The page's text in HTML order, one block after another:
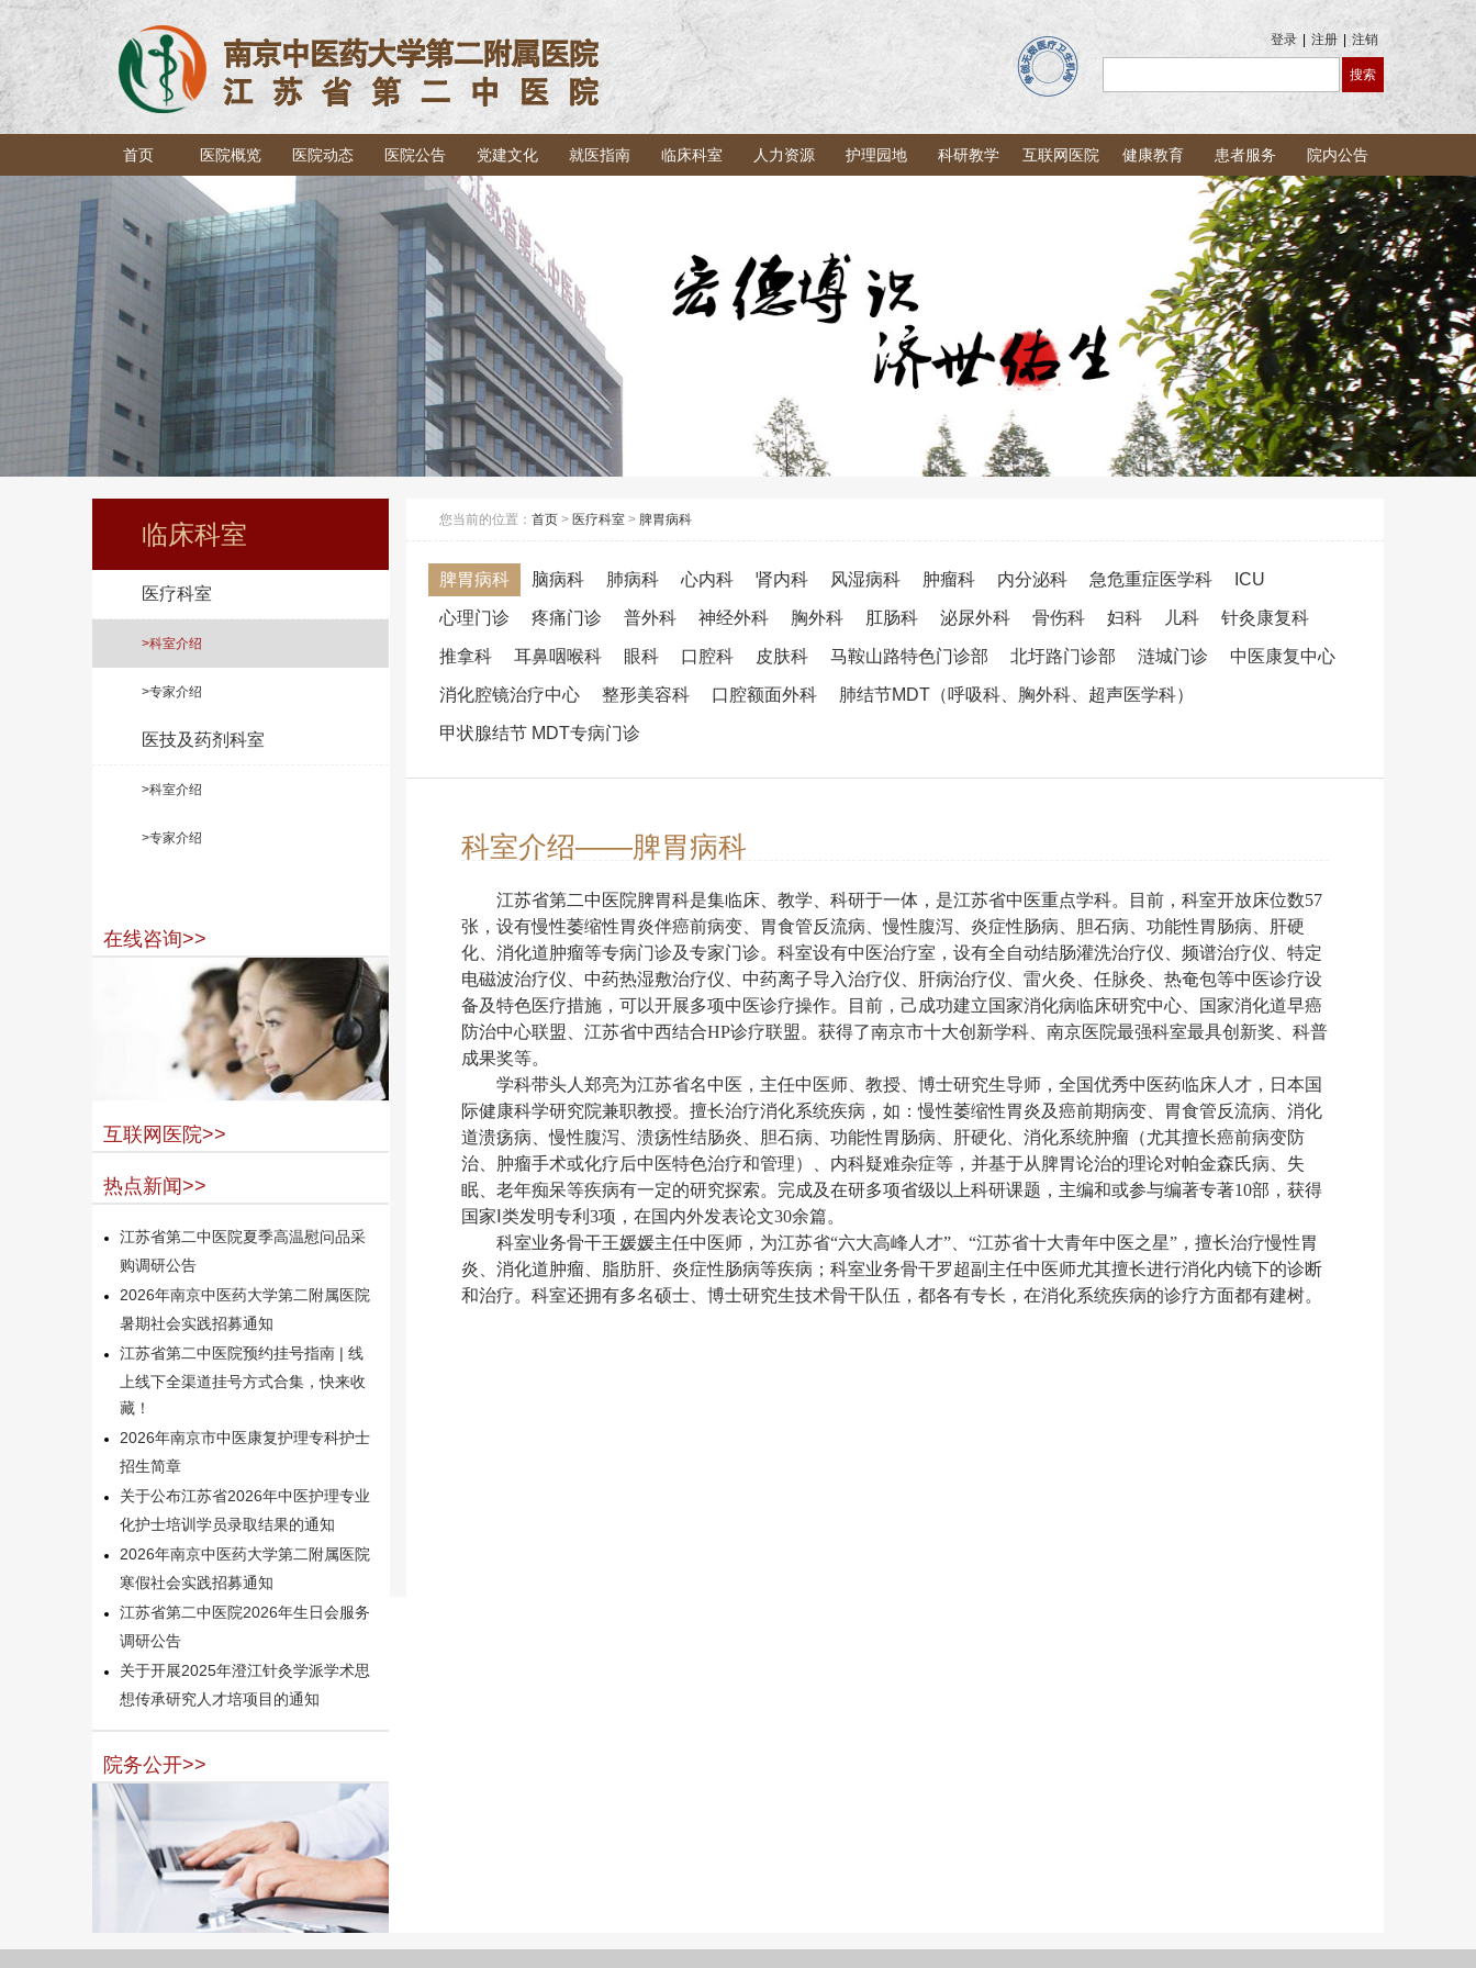
登录 注册 注销
首页 医院概览 医院动态 医院公告 党建文化 就医指南 临床科室 人力资源 护理园地 科研教学 互联网医院 健康教育 患者服务 院内公告
临床科室
医疗科室
>科室介绍
>专家介绍
医技及药剂科室
>科室介绍
>专家介绍
在线咨询>>
互联网医院>>
热点新闻>>
江苏省第二中医院夏季高温慰问品采
购调研公告
2026年南京中医药大学第二附属医院
暑期社会实践招募通知
江苏省第二中医院预约挂号指南 | 线
上线下全渠道挂号方式合集，快来收
藏！
2026年南京市中医康复护理专科护士
招生简章
关于公布江苏省2026年中医护理专业
化护士培训学员录取结果的通知
2026年南京中医药大学第二附属医院
寒假社会实践招募通知
江苏省第二中医院2026年生日会服务
调研公告
关于开展2025年澄江针灸学派学术思
想传承研究人才培项目的通知
院务公开>>
您当前的位置： 首页 > 医疗科室 > 脾胃病科
脾胃病科 脑病科 肺病科 心内科 肾内科 风湿病科 肿瘤科 内分泌科 急危重症医学科 ICU
心理门诊 疼痛门诊 普外科 神经外科 胸外科 肛肠科 泌尿外科 骨伤科 妇科 儿科 针灸康复科
推拿科 耳鼻咽喉科 眼科 口腔科 皮肤科 马鞍山路特色门诊部 北圩路门诊部 涟城门诊 中医康复中心
消化腔镜治疗中心 整形美容科 口腔额面外科 肺结节MDT（呼吸科、胸外科、超声医学科）
甲状腺结节 MDT专病门诊
科室介绍——脾胃病科
江苏省第二中医院脾胃科是集临床、教学、科研于一体，是江苏省中医重点学科。目前，科室开放床位数57
张，设有慢性萎缩性胃炎伴癌前病变、胃食管反流病、慢性腹泻、炎症性肠病、胆石病、功能性胃肠病、肝硬
化、消化道肿瘤等专病门诊及专家门诊。科室设有中医治疗室，设有全自动结肠灌洗治疗仪、频谱治疗仪、特定
电磁波治疗仪、中药热湿敷治疗仪、中药离子导入治疗仪、肝病治疗仪、雷火灸、任脉灸、热奄包等中医诊疗设
备及特色医疗措施，可以开展多项中医诊疗操作。目前，己成功建立国家消化病临床研究中心、国家消化道早癌
防治中心联盟、江苏省中西结合HP诊疗联盟。获得了南京市十大创新学科、南京医院最强科室最具创新奖、科普
成果奖等。
学科带头人郑亮为江苏省名中医，主任中医师、教授、博士研究生导师，全国优秀中医药临床人才，日本国
际健康科学研究院兼职教授。擅长治疗消化系统疾病，如：慢性萎缩性胃炎及癌前期病变、胃食管反流病、消化
道溃疡病、慢性腹泻、溃疡性结肠炎、胆石病、功能性胃肠病、肝硬化、消化系统肿瘤（尤其擅长癌前病变防
治、肿瘤手术或化疗后中医特色治疗和管理）、内科疑难杂症等，并基于从脾胃论治的理论对帕金森氏病、失
眠、老年痴呆等疾病有一定的研究探索。完成及在研多项省级以上科研课题，主编和或参与编著专著10部，获得
国家Ⅰ类发明专利3项，在国内外发表论文30余篇。
科室业务骨干王媛媛主任中医师，为江苏省“六大高峰人才”、“江苏省十大青年中医之星”，擅长治疗慢性胃
炎、消化道肿瘤、脂肪肝、炎症性肠病等疾病；科室业务骨干罗超副主任中医师尤其擅长进行消化内镜下的诊断
和治疗。科室还拥有多名硕士、博士研究生技术骨干队伍，都各有专长，在消化系统疾病的诊疗方面都有建树。